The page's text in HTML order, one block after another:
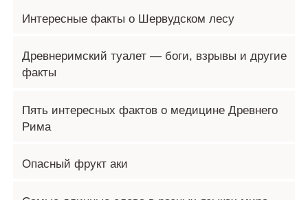
Интересные факты о Шервудском лесу
Древнеримский туалет — боги, взрывы и другие
факты
Пять интересных фактов о медицине Древнего
Рима
Опасный фрукт аки